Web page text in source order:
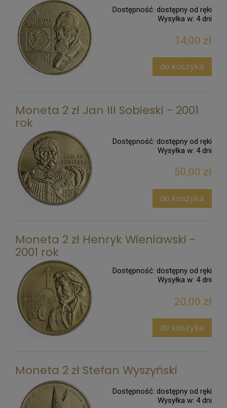
Dostępność: dostępny od ręki
Wysyłka w: 4 dni
14,00 zł
do koszyka
Moneta 2 zł Jan III Sobieski - 2001
rok
Dostępność: dostępny od ręki
Wysyłka w: 4 dni
50,00 zł
do koszyka
Moneta 2 zł Henryk Wieniawski -
2001 rok
Dostępność: dostępny od ręki
Wysyłka w: 4 dni
20,00 zł
do koszyka
Moneta 2 zł Stefan Wyszyński
Dostępność: dostępny od ręki
Wysyłka w: 4 dni